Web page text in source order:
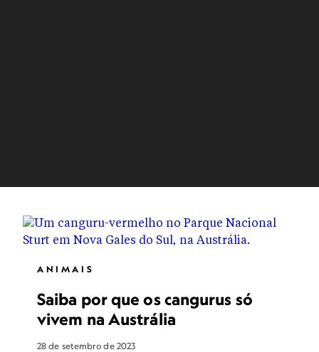
ANIMAIS
Saiba por que os cangurus só
vivem na Austrália
28 de setembro de 2023